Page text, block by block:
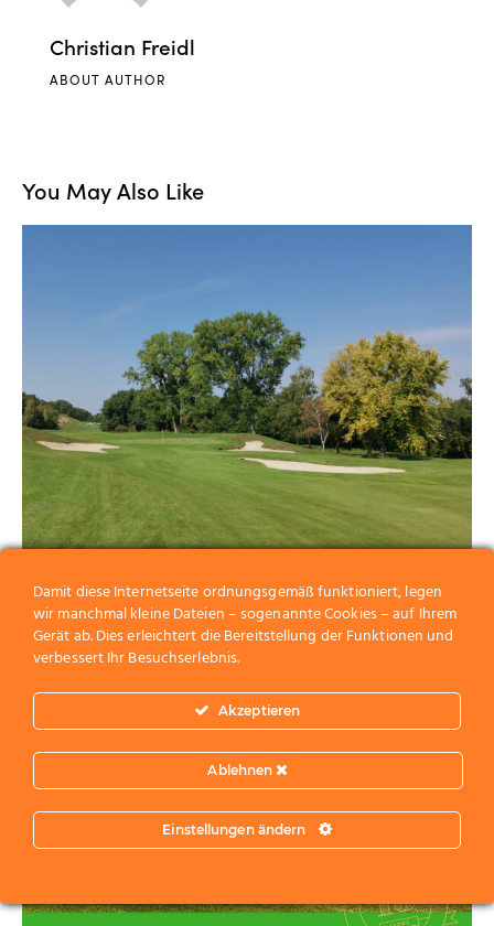
Christian Freidl
ABOUT AUTHOR
You May Also Like
VERANSTALTUNGEN
Golf nahe Wien 2025
Damit diese Internetseite ordnungsgemäß funktioniert, legen
wir manchmal kleine Dateien – sogenannte Cookies – auf Ihrem
Gerät ab. Dies erleichtert die Bereitstellung der Funktionen und
verbessert Ihr Besuchserlebnis.
Akzeptieren
Ablehnen
Einstellungen ändern